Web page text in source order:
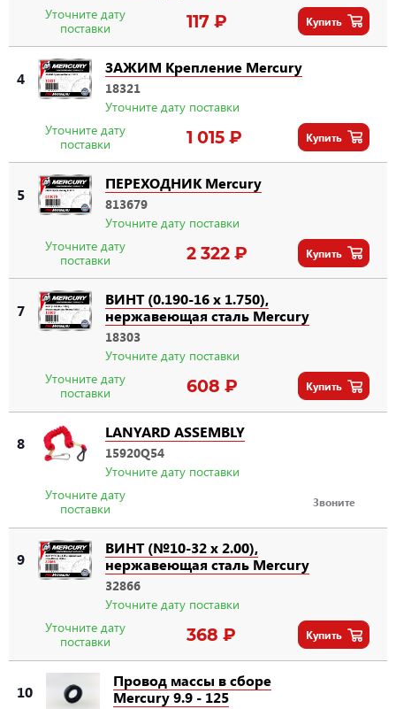
Уточните дату
поставки
117 ₽ Купить
4
ЗАЖИМ Крепление Mercury
18321
Уточните дату поставки
Уточните дату
поставки
1 015 ₽ Купить
5
ПЕРЕХОДНИК Mercury
813679
Уточните дату поставки
Уточните дату
поставки
2 322 ₽ Купить
7
ВИНТ (0.190-16 x 1.750),
нержавеющая сталь Mercury
18303
Уточните дату поставки
Уточните дату
поставки
608 ₽ Купить
8
LANYARD ASSEMBLY
15920Q54
Уточните дату поставки
Уточните дату
поставки
Звоните
9
ВИНТ (№10-32 x 2.00),
нержавеющая сталь Mercury
32866
Уточните дату поставки
Уточните дату
поставки
368 ₽ Купить
10
Провод массы в сборе
Mercury 9.9 - 125